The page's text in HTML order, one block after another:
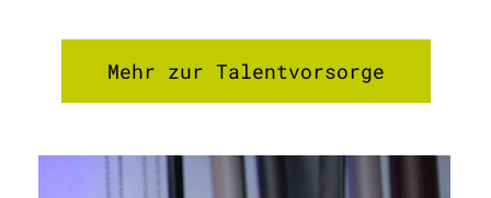
Mehr zur Talentvorsorge